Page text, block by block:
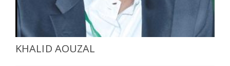
KHALID AOUZAL